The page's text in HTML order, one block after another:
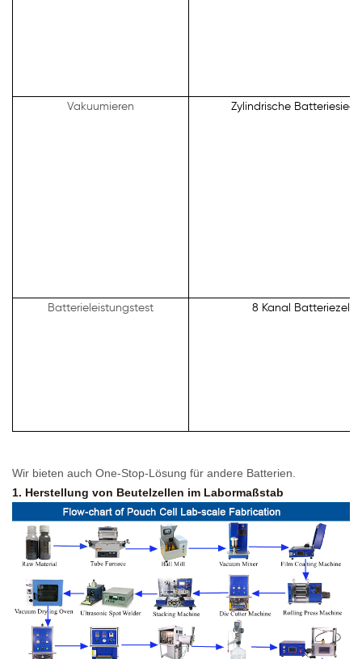
Vakuumieren Zylindrische
Batterieleistungstest 8 Kanal
Wir bieten auch One-Stop-Lösung für andere Batterien.
1. Herstellung von Beutelzellen im Labormaßstab